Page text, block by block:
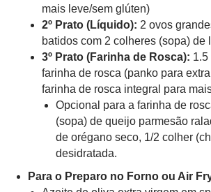
mais leve/sem glúten)
2º Prato (Líquido): 2 ovos
batidos com 2 colheres (sopa) de
3º Prato (Farinha de Rosca): 1.5
farinha de rosca (panko para
farinha de rosca integral para
Opcional para a farinha de
(sopa) de queijo parmesão
de orégano seco, 1/2 colher
desidratada.
Para o Preparo no Forno ou Air